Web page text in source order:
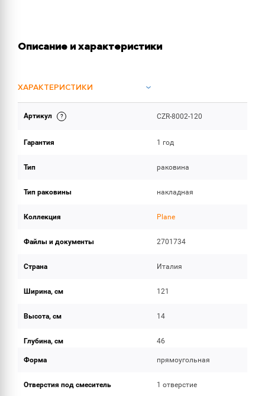
Описание и характеристики
ХАРАКТЕРИСТИКИ
ИНСТРУКЦИИ И ДОКУМЕНТАЦИЯ
Артикул CZR-8002-120
Гарантия 1 год
Тип раковина
Тип раковины накладная
Коллекция Plane
Файлы и документы 2701734
Страна Италия
Ширина, см 121
Высота, см 14
Глубина, см 46
Форма прямоугольная
Отверстия под смеситель 1 отверстие